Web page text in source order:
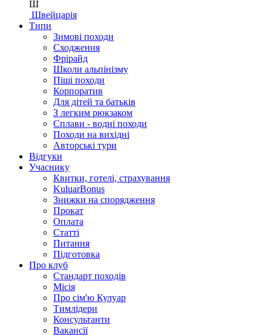
Ш
Швейцарія
Типи
Зимові походи
Сходження
Фрірайд
Школи альпінізму
Піші походи
Корпоратив
Для дітей та батьків
З легким рюкзаком
Сплави - водні походи
Походи на вихідні
Авторські тури
Відгуки
Учаснику
Квитки, готелі, страхування
KuluarBonus
Знижки на спорядження
Прокат
Оплата
Статті
Питання
Підготовка
Про клуб
Стандарт походів
Місія
Про сім'ю Кулуар
Тимлідери
Консультанти
Вакансії